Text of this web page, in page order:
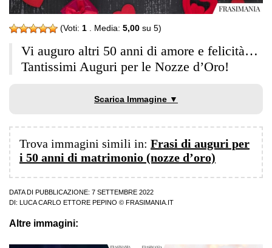
(Voti: 1 . Media: 5,00 su 5)
Vi auguro altri 50 anni di amore e felicità…
Tantissimi Auguri per le Nozze d’Oro!
Scarica Immagine ▼
Trova immagini simili in: Frasi di auguri per
i 50 anni di matrimonio (nozze d’oro)
DATA DI PUBBLICAZIONE: 7 SETTEMBRE 2022
DI:
LUCA CARLO ETTORE PEPINO © FRASIMANIA.IT
Altre immagini: